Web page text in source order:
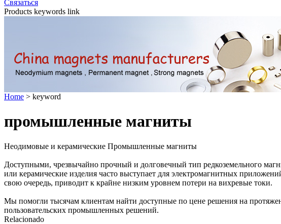
Cвязаться
Products keywords link
Home > keyword
промышленные магниты
Неодимовые и керамические Промышленные магниты
Доступными, чрезвычайно прочный и долговечный тип редкоземельного
или керамические изделия часто выступает для электромагнитных
свою очередь, приводит к крайне низким уровнем потери на вихревые токи.
Мы помогли тысячам клиентам найти доступные по цене решения на
пользовательских промышленных решений.
Relacionado